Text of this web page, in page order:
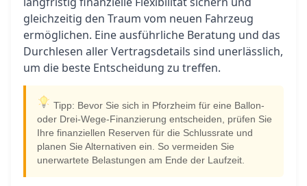
gleichzeitig den Traum vom neuen Fahrzeug
ermöglichen. Eine ausführliche Beratung und das
Durchlesen aller Vertragsdetails sind unerlässlich,
um die beste Entscheidung zu treffen.
Tipp: Bevor Sie sich in Pforzheim für eine Ballon-
oder Drei-Wege-Finanzierung entscheiden, prüfen Sie
Ihre finanziellen Reserven für die Schlussrate und
planen Sie Alternativen ein. So vermeiden Sie
unerwartete Belastungen am Ende der Laufzeit.